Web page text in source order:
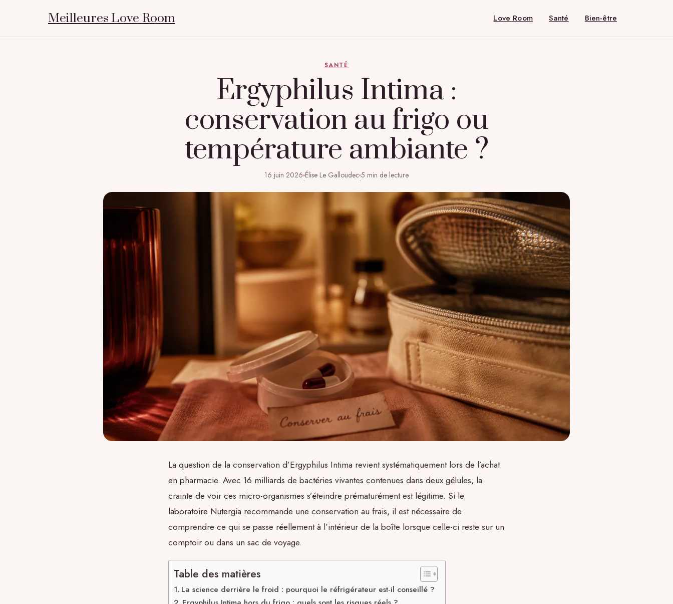
Meilleures Love Room Love Room Santé Bien-être
SANTÉ
Ergyphilus Intima :
conservation au frigo ou
température ambiante ?
16 juin 2026·Élise Le Galloudec·5 min de lecture
La question de la conservation d’Ergyphilus Intima revient systématiquement lors de l’achat
en pharmacie. Avec 16 milliards de bactéries vivantes contenues dans deux gélules, la
crainte de voir ces micro-organismes s’éteindre prématurément est légitime. Si le
laboratoire Nutergia recommande une conservation au frais, il est nécessaire de
comprendre ce qui se passe réellement à l’intérieur de la boîte lorsque celle-ci reste sur un
comptoir ou dans un sac de voyage.
Table des matières
La science derrière le froid : pourquoi le réfrigérateur est-il conseillé ?